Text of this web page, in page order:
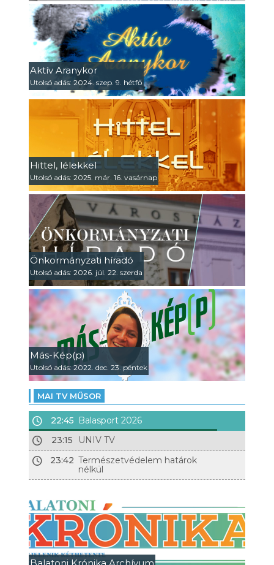
Aktív Aranykor
Utolsó adás: 2024. szep. 9. hétfő
Hittel, lélekkel
Utolsó adás: 2025. már. 16. vasárnap
Önkormányzati híradó
Utolsó adás: 2026. júl. 22. szerda
Más-Kép(p)
Utolsó adás: 2022. dec. 23. péntek
MAI TV MŰSOR
22:45 Balasport 2026
23:15
UNIV TV
23:42 Természetvédelem határok
nélkül